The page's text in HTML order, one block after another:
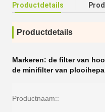
Productdetails
Productdetails
Markeren: de filter van
de minifilter van plooihepa
Productnaam::